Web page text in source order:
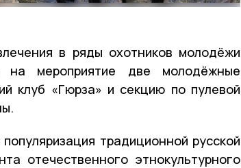
в ряды охотников молодёжи
на мероприятие две молодёжные
клуб «Гюрза» и секцию по пулевой
традиционной русской
отечественного этнокультурного